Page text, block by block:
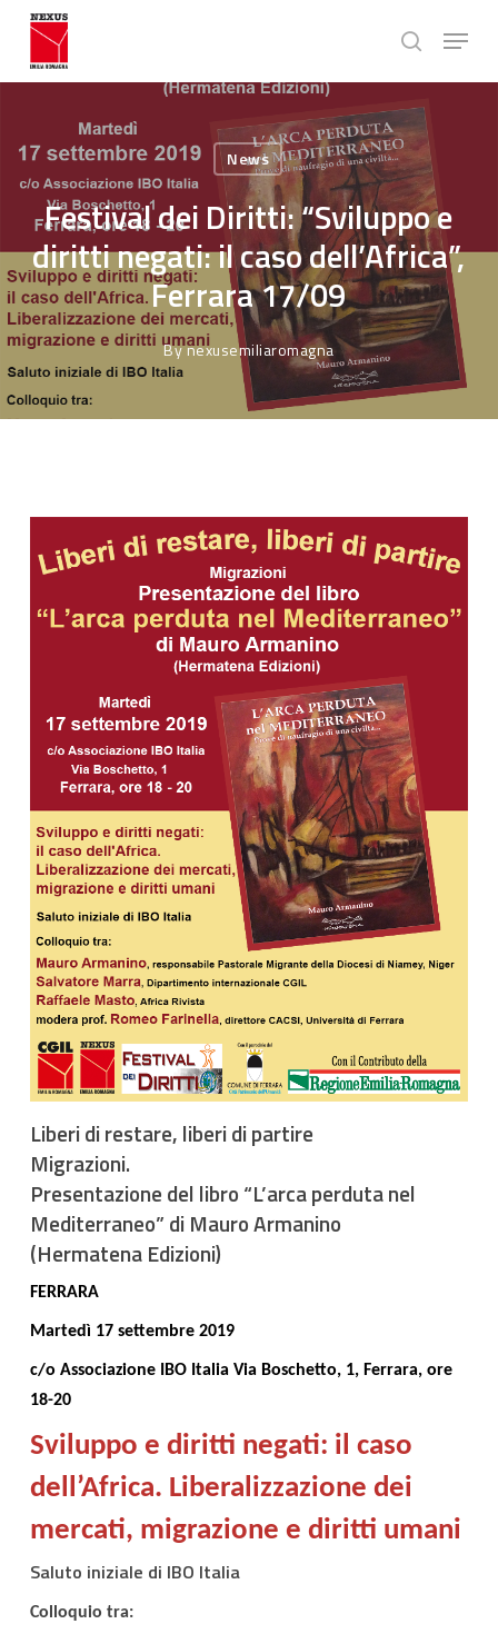
Skip
main
search
Menu
News
Festival dei Diritti: “Sviluppo e
diritti negati: il caso dell’Africa”,
Ferrara 17/09
Bynexusemiliaromagna
Liberi di restare, liberi di partire
Migrazioni.
Presentazione del libro “L’arca perduta nel
Mediterraneo” di Mauro Armanino
(Hermatena Edizioni)
FERRARA
Martedì 17 settembre 2019
c/o Associazione IBO Italia Via Boschetto, 1, Ferrara, ore
18-20
Sviluppo e diritti negati: il caso
dell’Africa. Liberalizzazione dei
mercati, migrazione e diritti umani
Saluto iniziale di IBO Italia
Colloquio tra: